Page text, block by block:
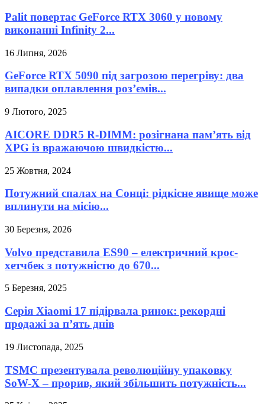
Palit повертає GeForce RTX 3060 у новому
виконанні Infinity 2...
16 Липня, 2026
GeForce RTX 5090 під загрозою перегріву: два
випадки оплавлення роз’ємів...
9 Лютого, 2025
AICORE DDR5 R-DIMM: розігнана пам’ять від
XPG із вражаючою швидкістю...
25 Жовтня, 2024
Потужний спалах на Сонці: рідкісне явище може
вплинути на місію...
30 Березня, 2026
Volvo представила ES90 – електричний крос-
хетчбек з потужністю до 670...
5 Березня, 2025
Серія Xiaomi 17 підірвала ринок: рекордні
продажі за п’ять днів
19 Листопада, 2025
TSMC презентувала революційну упаковку
SoW-X – прорив, який збільшить потужність...